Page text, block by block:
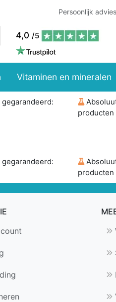
Persoonlijk advies
4,0 /5
Vitaminen en mineralen
producten
producten